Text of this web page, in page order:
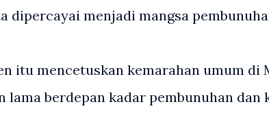
dipercayai menjadi mangsa
itu mencetuskan kemarahan umum di
lama berdepan kadar pembunuhan